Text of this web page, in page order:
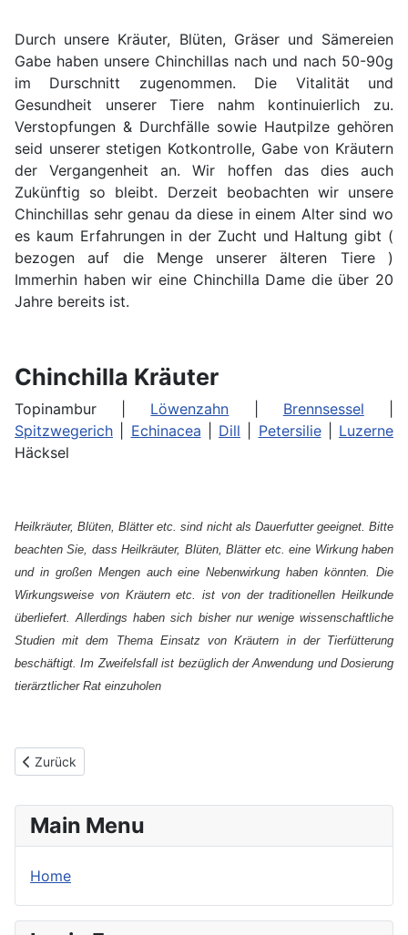
Durch unsere Kräuter, Blüten, Gräser und Sämereien
Gabe haben unsere Chinchillas nach und nach 50-90g
im Durschnitt zugenommen. Die Vitalität und
Gesundheit unserer Tiere nahm kontinuierlich zu.
Verstopfungen & Durchfälle sowie Hautpilze gehören
seid unserer stetigen Kotkontrolle, Gabe von Kräutern
der Vergangenheit an. Wir hoffen das dies auch
Zukünftig so bleibt. Derzeit beobachten wir unsere
Chinchillas sehr genau da diese in einem Alter sind wo
es kaum Erfahrungen in der Zucht und Haltung gibt (
bezogen auf die Menge unserer älteren Tiere )
Immerhin haben wir eine Chinchilla Dame die über 20
Jahre bereits ist.
Chinchilla Kräuter
Topinambur | Löwenzahn Brennsessel
Spitzwegerich
Echinacea Dill Petersilie| Luzerne
Häcksel
Heilkräuter, Blüten, Blätter etc. sind nicht als Dauerfutter geeignet. Bitte
beachten Sie, dass Heilkräuter, Blüten, Blätter etc. eine Wirkung haben
und in großen Mengen auch eine Nebenwirkung haben könnten. Die
Wirkungsweise von Kräutern etc. ist von der traditionellen Heilkunde
überliefert. Allerdings haben sich bisher nur wenige wissenschaftliche
Studien mit dem Thema Einsatz von Kräutern in der Tierfütterung
beschäftigt. Im Zweifelsfall ist bezüglich der Anwendung und Dosierung
tierärztlicher Rat einzuholen
Vorheriger Beitrag: Echinacea
Zurück
Main Menu
Home